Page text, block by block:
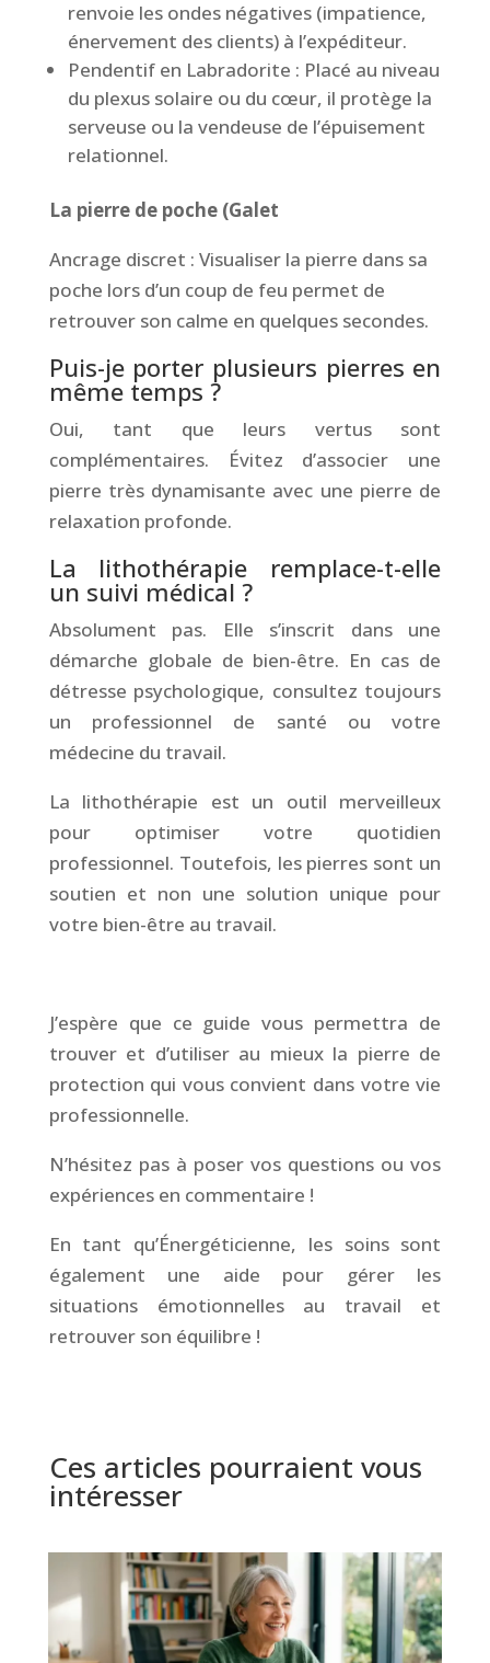
renvoie les ondes négatives (impatience,
énervement des clients) à l’expéditeur.
Pendentif en Labradorite : Placé au niveau
du plexus solaire ou du cœur, il protège la
serveuse ou la vendeuse de l’épuisement
relationnel.
La pierre de poche (Galet
Ancrage discret : Visualiser la pierre dans sa
poche lors d’un coup de feu permet de
retrouver son calme en quelques secondes.
Puis-je porter plusieurs pierres en
même temps ?
Oui, tant que leurs vertus sont
complémentaires. Évitez d’associer une
pierre très dynamisante avec une pierre de
relaxation profonde.
La lithothérapie remplace-t-elle
un suivi médical ?
Absolument pas. Elle s’inscrit dans une
démarche globale de bien-être. En cas de
détresse psychologique, consultez toujours
un professionnel de santé ou votre
médecine du travail.
La lithothérapie est un outil merveilleux
pour optimiser votre quotidien
professionnel. Toutefois, les pierres sont un
soutien et non une solution unique pour
votre bien-être au travail.
J’espère que ce guide vous permettra de
trouver et d’utiliser au mieux la pierre de
protection qui vous convient dans votre vie
professionnelle.
N’hésitez pas à poser vos questions ou vos
expériences en commentaire !
En tant qu’Énergéticienne, les soins sont
également une aide pour gérer les
situations émotionnelles au travail et
retrouver son équilibre !
Ces articles pourraient vous
intéresser